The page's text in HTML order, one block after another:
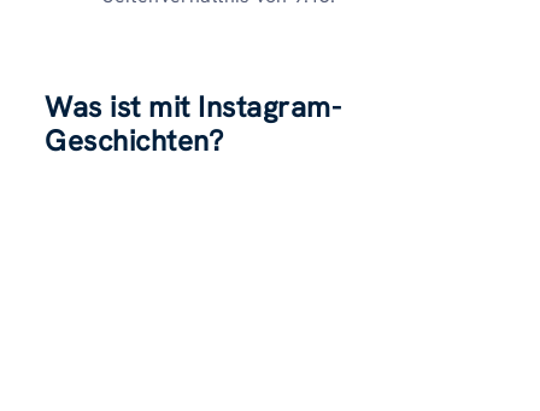
Was ist mit Instagram-
Geschichten?